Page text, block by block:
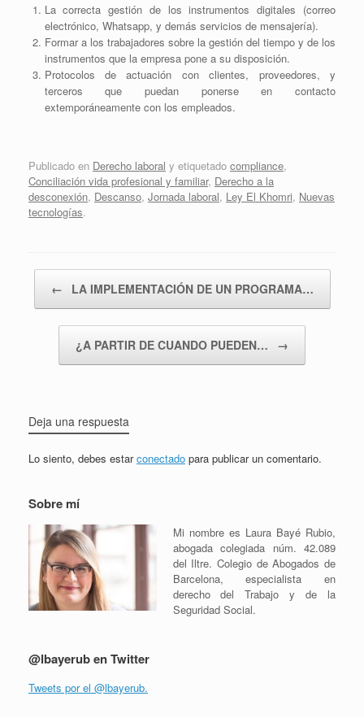
La correcta gestión de los instrumentos digitales (correo
electrónico, Whatsapp, y demás servicios de mensajería).
Formar a los trabajadores sobre la gestión del tiempo y de los
instrumentos que la empresa pone a su disposición.
Protocolos de actuación con clientes, proveedores, y
terceros que puedan ponerse en contacto
extemporáneamente con los empleados.
Publicado en Derecho laboral y etiquetado compliance,
Conciliación vida profesional y familiar, Derecho a la
desconexión, Descanso, Jornada laboral, Ley El Khomri, Nuevas
tecnologías.
← LA IMPLEMENTACIÓN DE UN PROGRAMA…
¿A PARTIR DE CUANDO PUEDEN… →
Deja una respuesta
Lo siento, debes estarconectado para publicar un comentario.
Sobre mí
Mi nombre es Laura Bayé Rubio,
abogada colegiada núm. 42.089
del Iltre. Colegio de Abogados de
Barcelona, especialista en
derecho del Trabajo y de la
Seguridad Social.
@lbayerub en Twitter
Tweets por el @lbayerub.